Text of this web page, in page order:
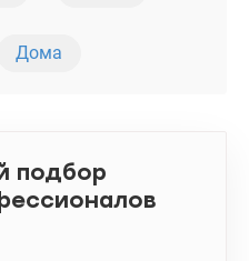
Дома
подбор